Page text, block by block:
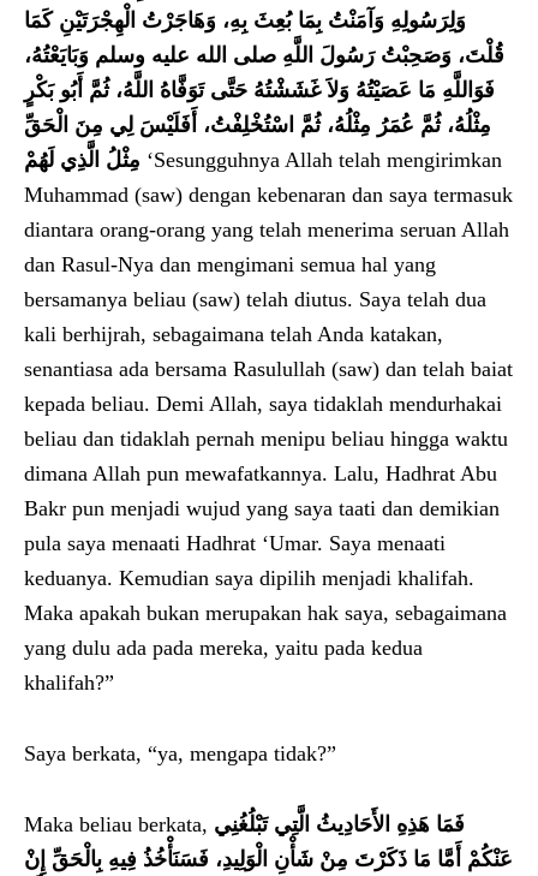
وَلِرَسُولِهِ وَآمَنْتُ بِمَا بُعِثَ بِهِ، وَهَاجَرْتُ الْهِجْرَتَيْنِ كَمَا
قُلْتَ، وَصَحِبْتُ رَسُولَ اللَّهِ صلى الله عليه وسلم وَبَايَعْتُهُ،
فَوَاللَّهِ مَا عَصَيْتُهُ وَلاَ غَشَشْتُهُ حَتَّى تَوَفَّاهُ اللَّهُ، ثُمَّ أَبُو بَكْرٍ
مِثْلُهُ، ثُمَّ عُمَرُ مِثْلُهُ، ثُمَّ اسْتُخْلِفْتُ، أَفَلَيْسَ لِي مِنَ الْحَقِّ
مِثْلُ الَّذِي لَهُمْ ‘Sesungguhnya Allah telah mengirimkan
Muhammad (saw) dengan kebenaran dan saya termasuk
diantara orang-orang yang telah menerima seruan Allah
dan Rasul-Nya dan mengimani semua hal yang
bersamanya beliau (saw) telah diutus. Saya telah dua
kali berhijrah, sebagaimana telah Anda katakan,
senantiasa ada bersama Rasulullah (saw) dan telah baiat
kepada beliau. Demi Allah, saya tidaklah mendurhakai
beliau dan tidaklah pernah menipu beliau hingga waktu
dimana Allah pun mewafatkannya. Lalu, Hadhrat Abu
Bakr pun menjadi wujud yang saya taati dan demikian
pula saya menaati Hadhrat ‘Umar. Saya menaati
keduanya. Kemudian saya dipilih menjadi khalifah.
Maka apakah bukan merupakan hak saya, sebagaimana
yang dulu ada pada mereka, yaitu pada kedua
khalifah?”
Saya berkata, “ya, mengapa tidak?”
Maka beliau berkata, فَمَا هَذِهِ الأَحَادِيثُ الَّتِي تَبْلُغُنِي
عَنْكُمْ أَمَّا مَا ذَكَرْتَ مِنْ شَأْنِ الْوَلِيدِ، فَسَنَأْخُذُ فِيهِ بِالْحَقِّ إِنْ